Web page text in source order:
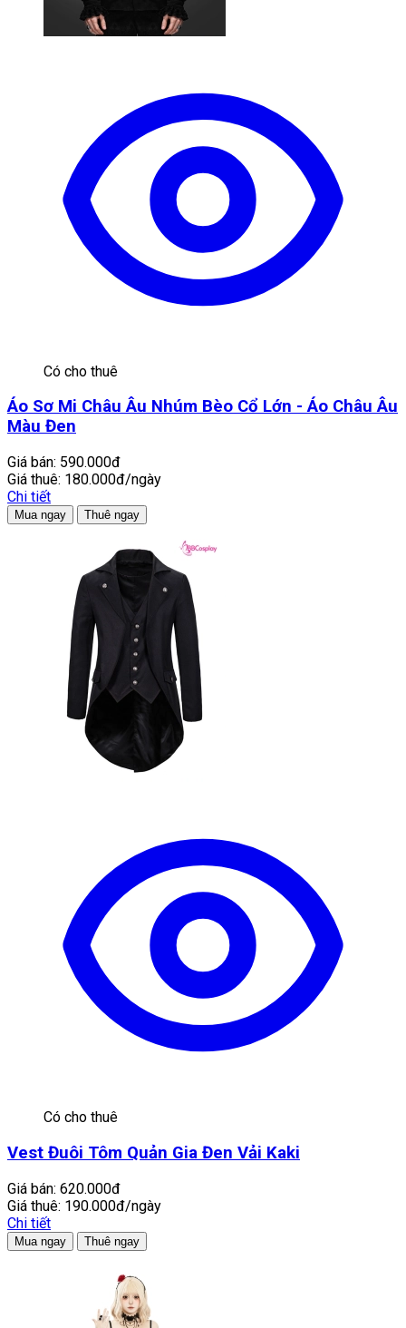
Có cho thuê
Áo Sơ Mi Châu Âu Nhúm Bèo Cổ Lớn - Áo Châu Âu
Màu Đen
Giá bán: 590.000đ
Giá thuê: 180.000đ/ngày
Chi tiết
Mua ngay Thuê ngay
Có cho thuê
Vest Đuôi Tôm Quản Gia Đen Vải Kaki
Giá bán: 620.000đ
Giá thuê: 190.000đ/ngày
Chi tiết
Mua ngay Thuê ngay